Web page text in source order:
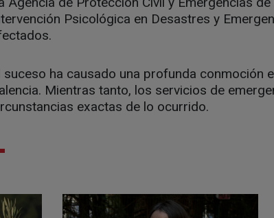
Psicológica en Desastres y
suceso ha causado una profunda conmoción
Mientras tanto, los servicios de
exactas de lo ocurrido.